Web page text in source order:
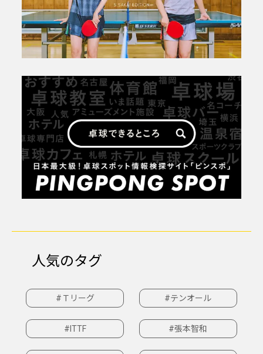
人気のタグ
#Ｔリーグ #テンオール
#ITTF #張本智和